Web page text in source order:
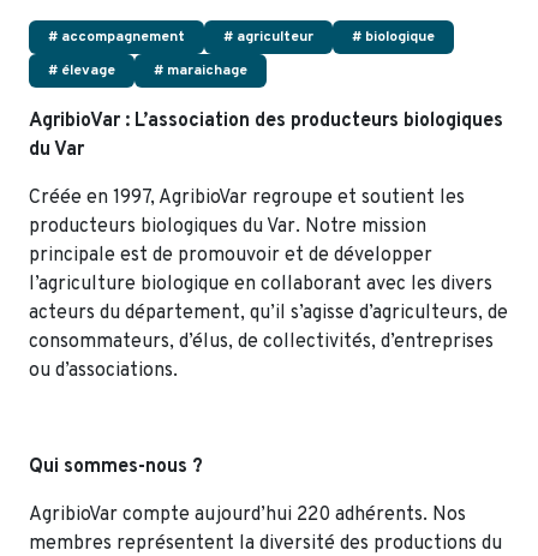
# accompagnement # agriculteur
# biologique
# élevage
# maraichage
AgribioVar : L’association des producteurs biologiques
du Var
Créée en 1997, AgribioVar regroupe et soutient les
producteurs biologiques du Var. Notre mission
principale est de promouvoir et de développer
l’agriculture biologique en collaborant avec les divers
acteurs du département, qu’il s’agisse d’agriculteurs, de
consommateurs, d’élus, de collectivités, d’entreprises
ou d’associations.
Qui sommes-nous ?
AgribioVar compte aujourd’hui 220 adhérents. Nos
membres représentent la diversité des productions du